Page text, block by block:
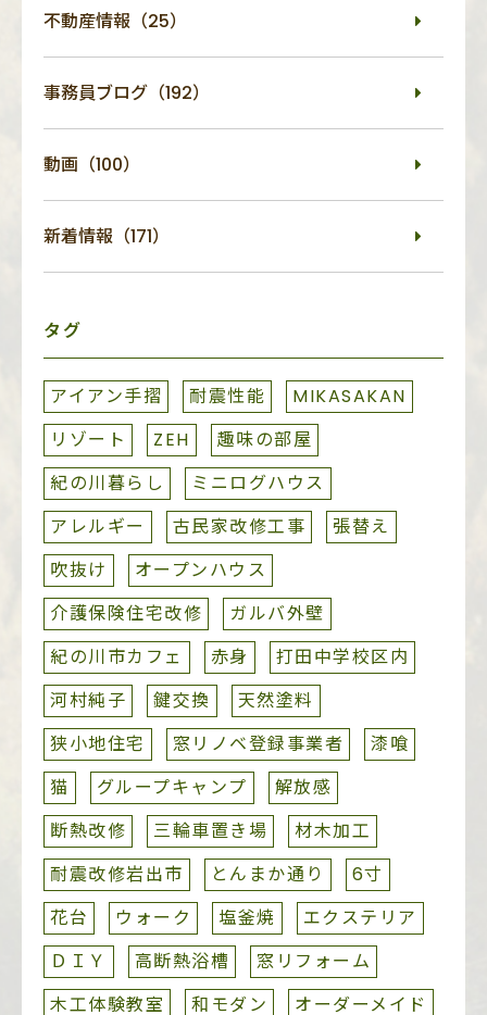
不動産情報（25）
事務員ブログ（192）
動画（100）
新着情報（171）
タグ
アイアン手摺 耐震性能
MIKASAKAN
リゾート
ZEH
趣味の部屋
紀の川暮らし
ミニログハウス
アレルギー
古民家改修工事
張替え
吹抜け
オープンハウス
介護保険住宅改修
ガルバ外壁
紀の川市カフェ
赤身
打田中学校区内
河村純子
鍵交換
天然塗料
狭小地住宅
窓リノベ登録事業者
漆喰
猫
グループキャンプ
解放感
断熱改修
三輪車置き場
材木加工
耐震改修岩出市
とんまか通り
6寸
花台
ウォーク 塩釜焼
エクステリア
ＤＩＹ
高断熱浴槽
窓リフォーム
木工体験教室
和モダン
オーダーメイド